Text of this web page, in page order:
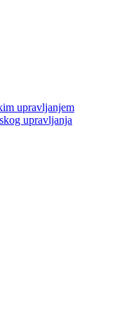
upravljanjem
upravljanja